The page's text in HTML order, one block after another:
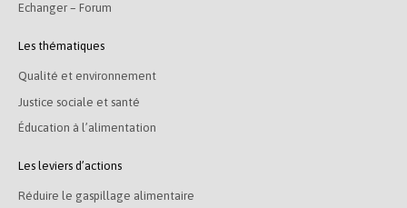
Echanger – Forum
Les thématiques
Qualité et environnement
Justice sociale et santé
Éducation à l’alimentation
Les leviers d’actions
Réduire le gaspillage alimentaire